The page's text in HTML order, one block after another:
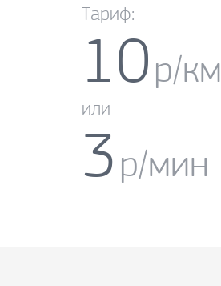
Тариф:
10р/км
или
3р/мин